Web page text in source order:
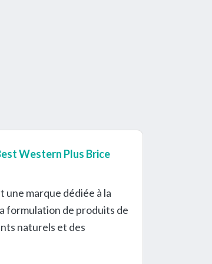
Western Plus Brice
une marque dédiée à la
formulation de produits de
naturels et des